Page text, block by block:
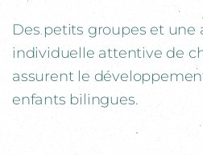
Des petits groupes et une
individuelle attentive de
assurent le
enfants bilingues.